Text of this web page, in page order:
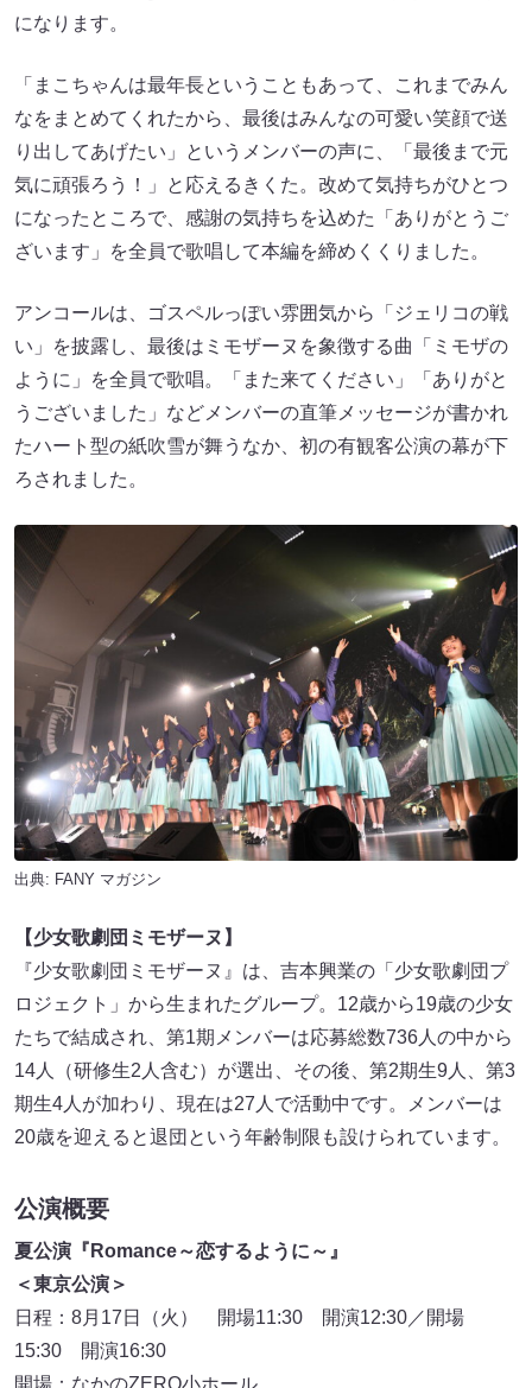
になります。
「まこちゃんは最年長ということもあって、これまでみん
なをまとめてくれたから、最後はみんなの可愛い笑顔で送
り出してあげたい」というメンバーの声に、「最後まで元
気に頑張ろう！」と応えるきくた。改めて気持ちがひとつ
になったところで、感謝の気持ちを込めた「ありがとうご
ざいます」を全員で歌唱して本編を締めくくりました。
アンコールは、ゴスペルっぽい雰囲気から「ジェリコの戦
い」を披露し、最後はミモザーヌを象徴する曲「ミモザの
ように」を全員で歌唱。「また来てください」「ありがと
うございました」などメンバーの直筆メッセージが書かれ
たハート型の紙吹雪が舞うなか、初の有観客公演の幕が下
ろされました。
出典: FANY マガジン
【少女歌劇団ミモザーヌ】
『少女歌劇団ミモザーヌ』は、吉本興業の「少女歌劇団プ
ロジェクト」から生まれたグループ。12歳から19歳の少女
たちで結成され、第1期メンバーは応募総数736人の中から
14人（研修生2人含む）が選出、その後、第2期生9人、第3
期生4人が加わり、現在は27人で活動中です。メンバーは
20歳を迎えると退団という年齢制限も設けられています。
公演概要
夏公演『 Romance～恋するように～』
＜東京公演＞
日程：8月17日（火） 開場11:30 開演12:30／開場
15:30 開演16:30